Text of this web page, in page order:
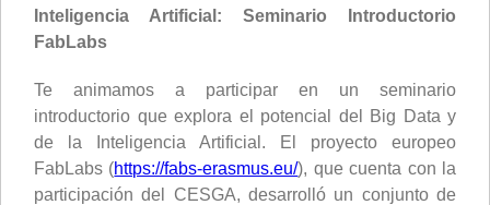
Inteligencia Artificial: Seminario Introductorio
FabLabs
Te animamos a participar en un seminario
introductorio que explora el potencial del Big Data y
de la Inteligencia Artificial. El proyecto europeo
FabLabs (https://fabs-erasmus.eu/), que cuenta con la
participación del CESGA, desarrolló un conjunto de